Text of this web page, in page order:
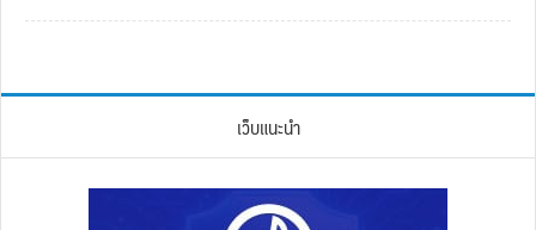
เว็บแนะนำ